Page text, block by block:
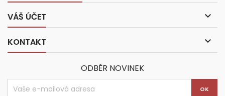
VÁŠ ÚČET 
KONTAKT 
ODBĚR NOVINEK